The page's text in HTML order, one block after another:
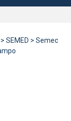
> SEMED > Semec